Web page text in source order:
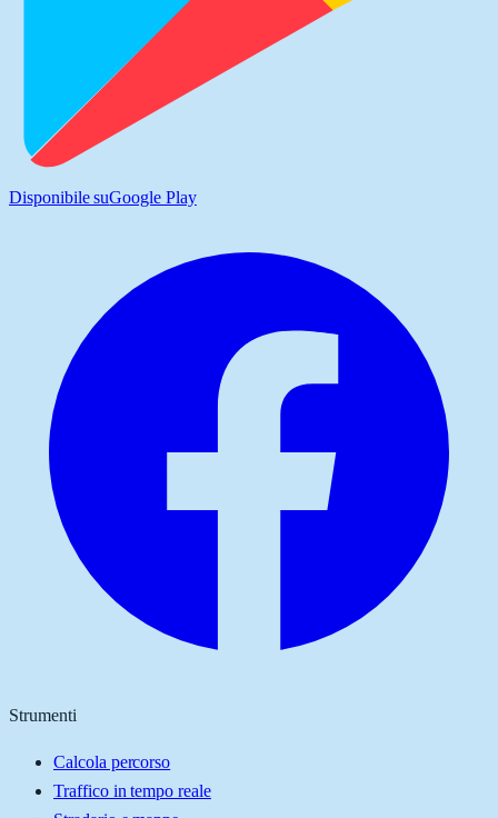
Disponibile suGoogle Play
Strumenti
Calcola percorso
Traffico in tempo reale